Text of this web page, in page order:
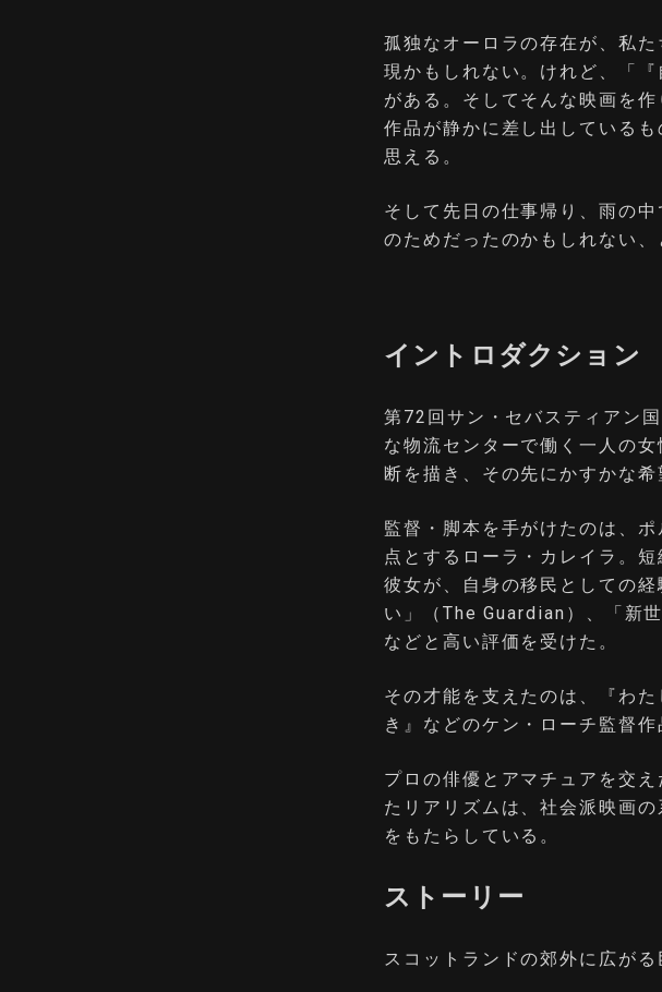
孤独なオーロラの存在が、私
現かもしれない。けれど、「
がある。そしてそんな映画を
作品が静かに差し出している
思える。
そして先日の仕事帰り、雨の
のためだったのかもしれない、
イントロダクション
第72回サン・セバスティアン
な物流センターで働く一人の
断を描き、その先にかすかな
監督・脚本を手がけたのは、
点とするローラ・カレイラ。
彼女が、自身の移民としての
い」（The Guardian）、「新
などと高い評価を受けた。
その才能を支えたのは、『わ
き』などのケン・ローチ監督作
プロの俳優とアマチュアを交
たリアリズムは、社会派映画
をもたらしている。
ストーリー
スコットランドの郊外に広がる